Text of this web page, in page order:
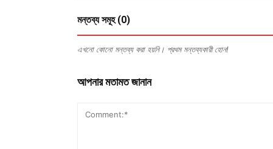
মন্তব্য সমূহ (0)
এখনো কোনো মন্তব্য করা হয়নি। প্রথম মন্তব্যকারী হোন!
আপনার মতামত জানান